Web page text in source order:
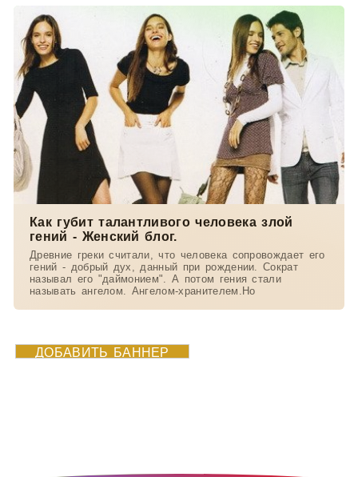
Как губит талантливого человека злой
гений - Женский блог.
Древние греки считали, что человека сопровождает его
гений - добрый дух, данный при рождении. Сократ
называл его "даймонием". А потом гения стали
называть ангелом. Ангелом-хранителем.Но
ДОБАВИТЬ БАННЕР